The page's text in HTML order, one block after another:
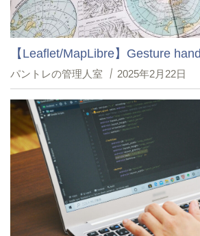
【Leaflet/MapLibre】Gesture
パントレの管理人室 2025年2月22日